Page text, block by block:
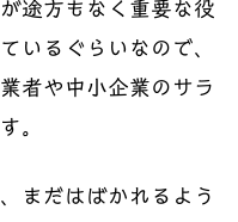
途方もなく重要な役
いるぐらいなので、
者や中小企業のサラ
。
まだはばかれるよう